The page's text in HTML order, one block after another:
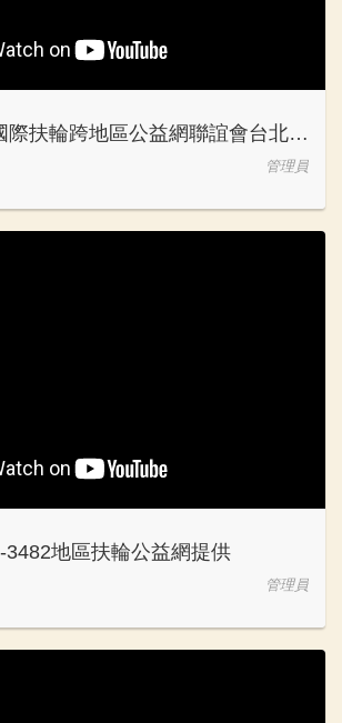
地區公益網聯誼會台北松青社邱瑞麟PP IT Smooth
管理員
3482地區扶輪公益網提供
管理員